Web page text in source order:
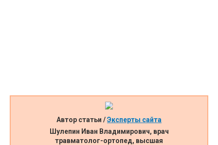
Автор статьи /Эксперты сайта
Шулепин Иван Владимирович, врач
травматолог-ортопед, высшая